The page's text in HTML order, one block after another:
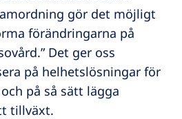
gör det möjligt
förändringarna på
Det ger oss
på helhetslösningar för
på så sätt lägga
tillväxt.